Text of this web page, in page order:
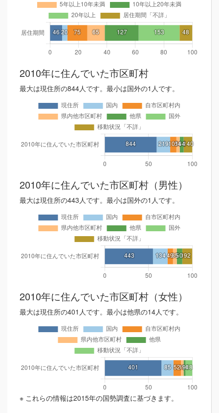
2010年に住んでいた市区町村
最大は現住所の844人です。最小は国外の1人です。
2010年に住んでいた市区町村（男性）
最大は現住所の443人です。最小は国外の1人です。
2010年に住んでいた市区町村（女性）
最大は現住所の401人です。最小は他県の14人です。
※ これらの情報は2015年の国勢調査に基づきます。